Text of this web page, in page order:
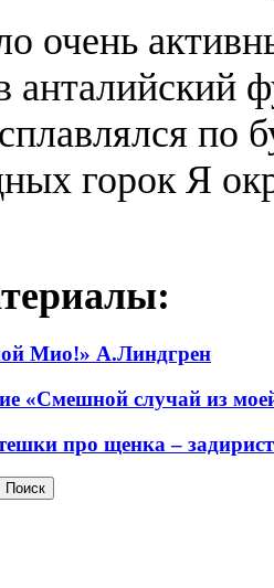
очень
анталийский
по
горок Я
Мио!» А.Линдгрен
«Смешной случай из
про щенка –